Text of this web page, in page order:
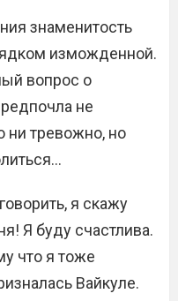
знаменитость
изможденной.
вопрос о
не
ни тревожно, но
я скажу
Я буду счастлива.
что я тоже
Вайкуле.